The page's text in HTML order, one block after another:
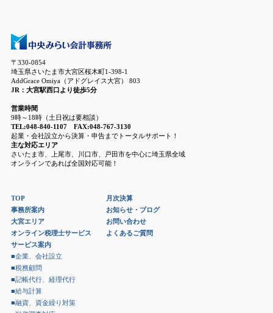
〒330-0854
埼玉県さいたま市大宮区桜木町1-398-1
AddGrace Omiya（アドグレイス大宮） 803
JR：大宮駅西口より徒歩5分
営業時間
9時～18時（土日祝は要相談）
TEL:048-840-1107 FAX:048-767-3130
起業・会社設立から決算・申告までトータルサポート！
主な対応エリア
さいたま市、上尾市、川口市、戸田市を中心に埼玉県全域
オンラインであれば全国対応可能！
TOP
事務所案内
大宮エリア
オンライン税理士サービス
サービス案内
■企業、会社設立
■税務顧問
■記帳代行、経理代行
■給与計算
■融資、資金繰り対策
月次決算
お知らせ・ブログ
お問い合わせ
よくあるご質問